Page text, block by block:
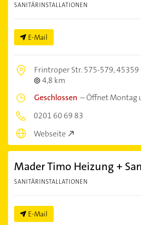
SANITÄRINSTALLATIONEN
E-Mail
Frintroper Str. 575-579,45359
4,8 km
Geschlossen –Öffnet Montag
0201 60 69 83
Webseite
Mader Timo Heizung +
SANITÄRINSTALLATIONEN
E-Mail